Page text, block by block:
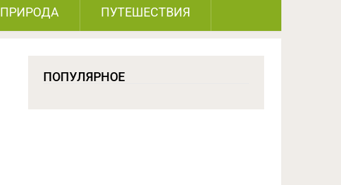
ПРИРОДА ПУТЕШЕСТВИЯ
ПОПУЛЯРНОЕ